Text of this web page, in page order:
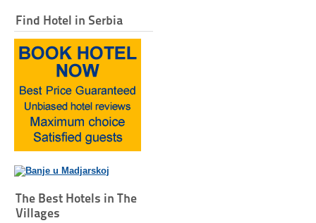
Find Hotel in Serbia
The Best Hotels in The
Villages